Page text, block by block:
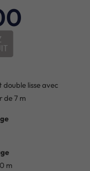
lisse avec
de 7 m
m